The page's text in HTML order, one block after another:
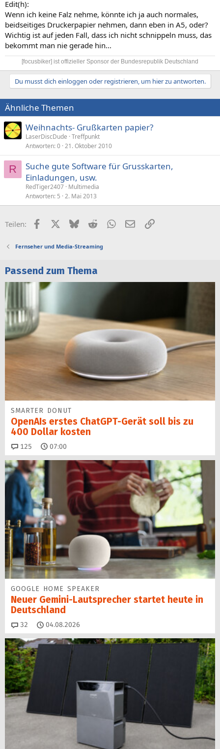
Edit(h):
Wenn ich keine Falz nehme, könnte ich ja auch normales,
beidseitiges Druckerpapier nehmen, dann eben in A5, oder?
Wichtig ist auf jeden Fall, dass ich nicht schnippeln muss, das
bekommt man nie gerade hin...
[focusbiker] ist offizieller Sponsor der Bundesrepublik Deutschland​
Du musst dich einloggen oder registrieren, um hier zu antworten.
Ähnliche Themen
Weihnachts- Grußkarten papier?
LaserDiscDude Treffpunkt
Antworten 0 21. Oktober 2010
R
Suche gute Software für Grusskarten,
Einladungen, usw.
RedTiger2407 Multimedia
Antworten 5 2. Mai 2013
Teilen: FacebookX (Twitter)
BlueskyRedditWhatsApp
E-MailLink
Fernseher und Media-Streaming
Passend zum Thema
SMARTER DONUT
OpenAIs erstes ChatGPT-Gerät soll bis zu
400 Dollar kosten
125 Kommentare
07:00
GOOGLE HOME SPEAKER
Neuer Gemini-Laut­spre­cher startet heu­te in
Deutschland
32 Kommentare
04.08.2026